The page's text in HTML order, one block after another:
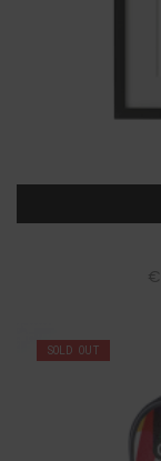
€
SOLD OUT